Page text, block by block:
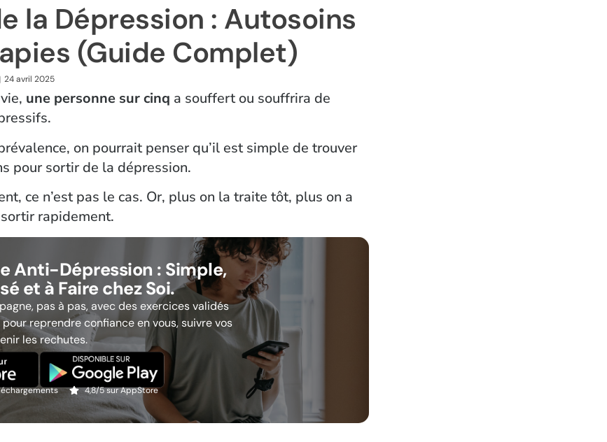
la Dépression : Autosoins
(Guide Complet)
24 avril 2025
une personne sur cinq a souffert ou souffrira de
on pourrait penser qu’il est simple de trouver
pour sortir de la dépression.
ce n’est pas le cas. Or, plus on la traite tôt, plus on a
sortir rapidement.
Anti-Dépression : Simple,
et à Faire chez Soi.
pas à pas, avec des exercices validés
reprendre confiance en vous, suivre vos
les rechutes.
4,8/5 sur AppStore